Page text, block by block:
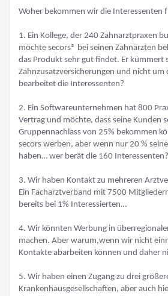
Woher bekommen wir die Interessenten
1. Ein Kollege, der 240 Zahnarztpraxen
möchte secors® bei seinen Zahnärzten
das Produkt sehr gut findet. Er kümmert
Zahnzusatzversicherungen und nicht um
bearbeitet die Interessenten?
2. Ein Softwareunternehmen hat 800
Vertrag und möchte, dass seine Kunden
Gruppennachlass von 25% bekommen
secors werben, aber wenn nur 20 %
haben… wer berät die 160 Interessenten?
3. Wir haben Kontakt zu mehreren
Ein Facharztverband mit 7500
bereits bei 1% Interessierten…
4. Wir könnten Werbung in
machen. Aber warum,wenn wir nicht
Kontakte abarbeiten können und daher
5. Wir haben einen Zugang zu drei
Krankenhausgesellschaften, aber auch